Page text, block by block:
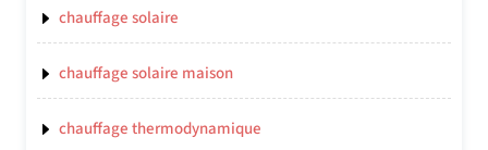
chauffage solaire
chauffage solaire maison
chauffage thermodynamique